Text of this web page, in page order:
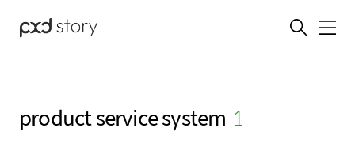
메뉴
product service system (1)